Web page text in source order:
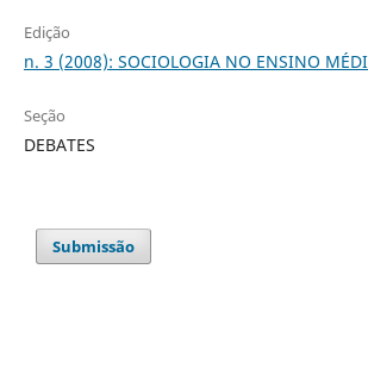
Edição
n. 3 (2008): SOCIOLOGIA NO ENSINO
Seção
DEBATES
Submissão